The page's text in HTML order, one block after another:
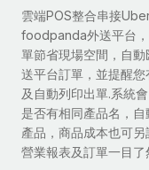
雲端POS整合串接
foodpanda外送平台
單節省現場空間，自動
送平台訂單，並提醒您
及自動列印出單.系統
是否有相同產品名，自
產品，商品成本也可另
營業報表及訂單一目了